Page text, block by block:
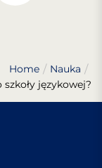
Home
Nauka
językowej?